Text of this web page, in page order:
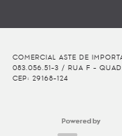
COMERCIAL ASTE DE
083.056.51-3 / RUA F -
CEP: 29168-124
Powered by